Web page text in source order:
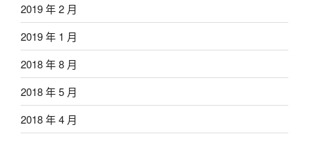
2019 年 2 月
2019 年 1 月
2018 年 8 月
2018 年 5 月
2018 年 4 月